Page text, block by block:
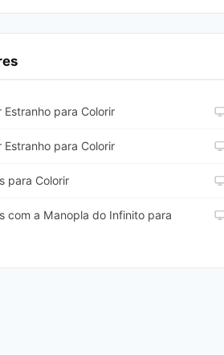
para Colorir
para Colorir
para Colorir
com a Manopla do Infinito para